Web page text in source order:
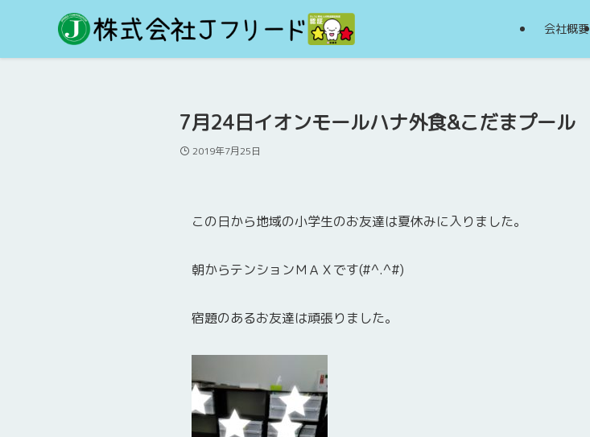
会社概要
7月24日イオンモールハナ外食&こだまプール
2019年7月25日
この日から地域の小学生のお友達は夏休みに入りました。
朝からテンションＭＡＸです(#^.^#)
宿題のあるお友達は頑張りました。